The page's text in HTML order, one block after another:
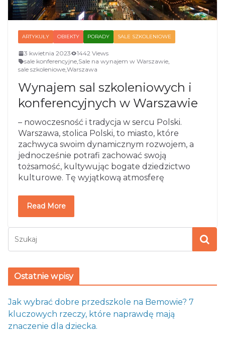
ARTYKUŁY OBIEKTY PORADY SALE SZKOLENIOWE
3 kwietnia 2023
1442 Views
sale konferencyjne,Sale na wynajem w Warszawie,
sale szkoleniowe,Warszawa
Wynajem sal szkoleniowych i
konferencyjnych w Warszawie
– nowoczesność i tradycja w sercu Polski.
Warszawa, stolica Polski, to miasto, które
zachwyca swoim dynamicznym rozwojem, a
jednocześnie potrafi zachować swoją
tożsamość, kultywując bogate dziedzictwo
kulturowe. Tę wyjątkową atmosferę
Read More
Ostatnie wpisy
Jak wybrać dobre przedszkole na Bemowie? 7
kluczowych rzeczy, które naprawdę mają
znaczenie dla dziecka.